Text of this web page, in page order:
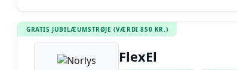
GRATIS JUBILÆUMSTRØJE (VÆRDI 850 KR.)
FlexEl